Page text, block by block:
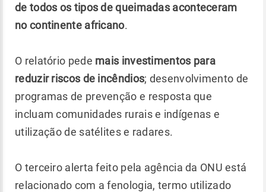
de todos os tipos de queimadas aconteceram
no continente africano.
O relatório pede mais investimentos para
reduzir riscos de incêndios; desenvolvimento de
programas de prevenção e resposta que
incluam comunidades rurais e indígenas e
utilização de satélites e radares.
O terceiro alerta feito pela agência da ONU está
relacionado com a fenologia, termo utilizado